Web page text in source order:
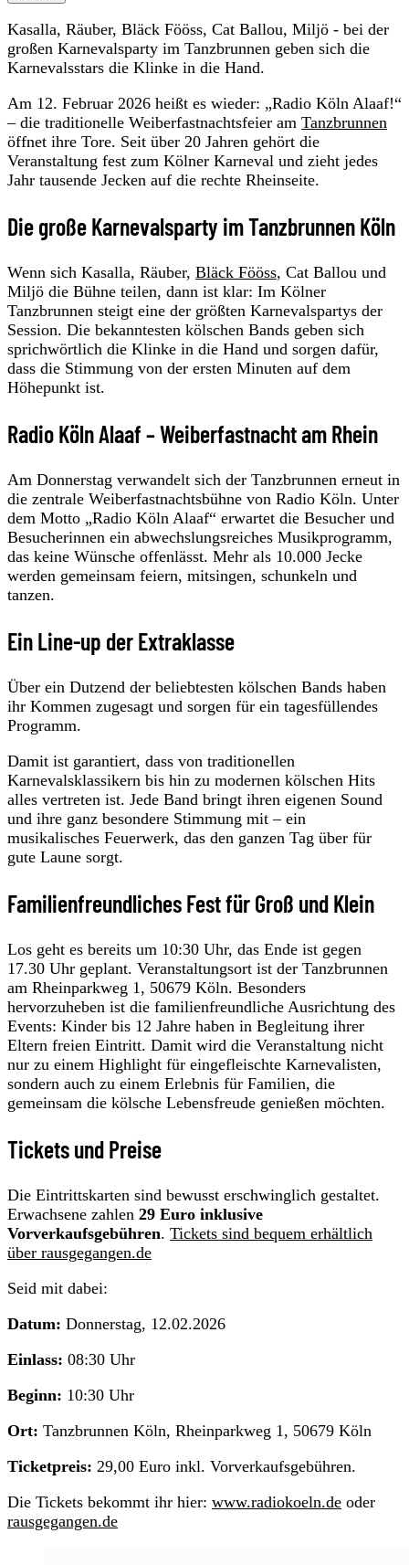
Kasalla, Räuber, Bläck Fööss, Cat Ballou, Miljö - bei der
großen Karnevalsparty im Tanzbrunnen geben sich die
Karnevalsstars die Klinke in die Hand.
Am 12. Februar 2026 heißt es wieder: „Radio Köln Alaaf!“
– die traditionelle Weiberfastnachtsfeier am Tanzbrunnen
öffnet ihre Tore. Seit über 20 Jahren gehört die
Veranstaltung fest zum Kölner Karneval und zieht jedes
Jahr tausende Jecken auf die rechte Rheinseite.
Die große Karnevalsparty im Tanzbrunnen Köln
Wenn sich Kasalla, Räuber, Bläck Fööss, Cat Ballou und
Miljö die Bühne teilen, dann ist klar: Im Kölner
Tanzbrunnen steigt eine der größten Karnevalspartys der
Session. Die bekanntesten kölschen Bands geben sich
sprichwörtlich die Klinke in die Hand und sorgen dafür,
dass die Stimmung von der ersten Minuten auf dem
Höhepunkt ist.
Radio Köln Alaaf – Weiberfastnacht am Rhein
Am Donnerstag verwandelt sich der Tanzbrunnen erneut in
die zentrale Weiberfastnachtsbühne von Radio Köln. Unter
dem Motto „Radio Köln Alaaf“ erwartet die Besucher und
Besucherinnen ein abwechslungsreiches Musikprogramm,
das keine Wünsche offenlässt. Mehr als 10.000 Jecke
werden gemeinsam feiern, mitsingen, schunkeln und
tanzen.
Ein Line-up der Extraklasse
Über ein Dutzend der beliebtesten kölschen Bands haben
ihr Kommen zugesagt und sorgen für ein tagesfüllendes
Programm.
Damit ist garantiert, dass von traditionellen
Karnevalsklassikern bis hin zu modernen kölschen Hits
alles vertreten ist. Jede Band bringt ihren eigenen Sound
und ihre ganz besondere Stimmung mit – ein
musikalisches Feuerwerk, das den ganzen Tag über für
gute Laune sorgt.
Familienfreundliches Fest für Groß und Klein
Los geht es bereits um 10:30 Uhr, das Ende ist gegen
17.30 Uhr geplant. Veranstaltungsort ist der Tanzbrunnen
am Rheinparkweg 1, 50679 Köln. Besonders
hervorzuheben ist die familienfreundliche Ausrichtung des
Events: Kinder bis 12 Jahre haben in Begleitung ihrer
Eltern freien Eintritt. Damit wird die Veranstaltung nicht
nur zu einem Highlight für eingefleischte Karnevalisten,
sondern auch zu einem Erlebnis für Familien, die
gemeinsam die kölsche Lebensfreude genießen möchten.
Tickets und Preise
Die Eintrittskarten sind bewusst erschwinglich gestaltet.
Erwachsene zahlen 29 Euro inklusive
Vorverkaufsgebühren. Tickets sind bequem erhältlich
über rausgegangen.de
Seid mit dabei:
Datum: Donnerstag, 12.02.2026
Einlass: 08:30 Uhr
Beginn: 10:30 Uhr
Ort: Tanzbrunnen Köln, Rheinparkweg 1, 50679 Köln
Ticketpreis: 29,00 Euro inkl. Vorverkaufsgebühren.
Die Tickets bekommt ihr hier: www.radiokoeln.de oder
rausgegangen.de